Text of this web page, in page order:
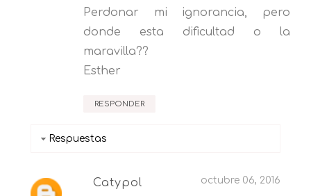
Perdonar mi ignorancia, pero
donde esta dificultad o la
maravilla??
Esther
RESPONDER
Respuestas
Catypol octubre 06, 2016